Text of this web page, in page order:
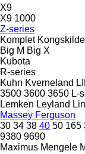
X9
X9 1000
Z-series
Komplet Kongskilde
Big M Big X
Kubota
R-series
Kuhn Kverneland
3500 3600 3650 L-
Lemken Leyland
Massey Ferguson
30 34 38 40 50 165
9380 9690
Maximus Mengele